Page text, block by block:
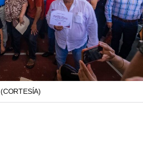
(CORTESÍA)